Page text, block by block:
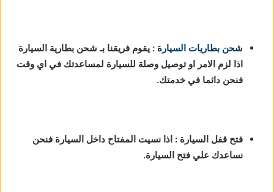
شحن بطاريات السيارة : يقوم فريقنا بـ شحن بطارية السيارة
اذا لزم الامر او توصيل وصلة للسيارة لمساعدتك في اي وقت
فنحن دائما في خدمتك.
فتح قفل السيارة : اذا نسيت المفتاح داخل السيارة فنحن
نساعدك علي فتح السيارة.